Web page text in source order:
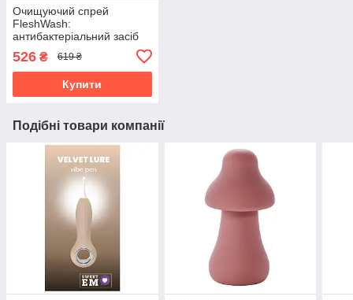
Очищуючий спрей
FleshWash:
антибактеріальний засіб
(100мл)
526 ₴ 619 ₴
Купити
Подібні товари компанії